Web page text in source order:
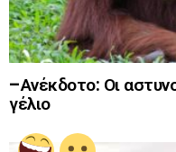
–Ανέκδοτο: Οι
γέλιο